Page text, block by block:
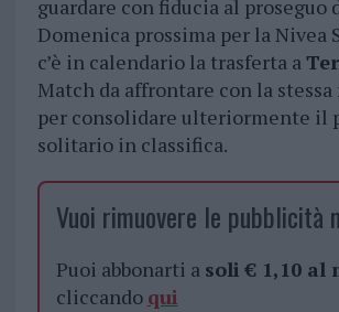
guardare con fiducia al proseguo
Domenica prossima per la Nivea
c’è in calendario la trasferta a
Match da affrontare con la
per consolidare ulteriormente il
solitario in classifica.
Vuoi rimuovere le pubblicità
Puoi abbonarti a soli € 1,10 al
cliccando qui